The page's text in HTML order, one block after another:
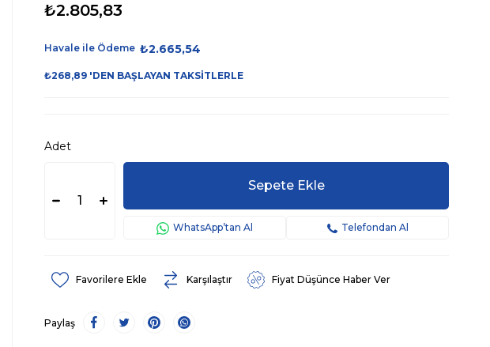
₺2.805,83
Havale ile Ödeme ₺2.665,54
₺268,89 'DEN BAŞLAYAN TAKSITLERLE
Adet
WhatsApp’tan Al Telefondan Al
Favorilere Ekle Karşılaştır Fiyat Düşünce Haber Ver
Paylaş